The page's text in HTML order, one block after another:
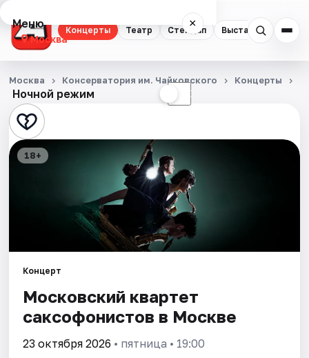
Концерты Театр Стендап Выставки
Меню ×
Москва
Концерты
Театр
Стендап
Спорт
События
Города
Ночной режим ☾
Москва Консерватория им. Чайковского Концерты
18+
Концерт
Московский квартет
саксофонистов в Москве
23 октября 2026 • пятница • 19:00